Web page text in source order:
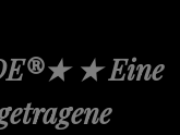
★ Eine